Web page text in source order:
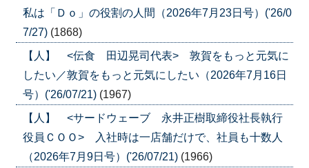
私は「Ｄｏ」の役割の人間（2026年7月23日号）('26/0
7/27) (1868)
【人】 <伝食 田辺晃司代表> 敦賀をもっと元気に
したい／敦賀をもっと元気にしたい（2026年7月16日
号）('26/07/21) (1967)
【人】 <サードウェーブ 永井正樹取締役社長執行
役員ＣＯＯ> 入社時は一店舗だけで、社員も十数人
（2026年7月9日号）('26/07/21) (1966)